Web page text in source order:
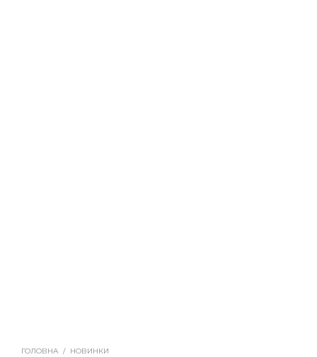
ГОЛОВНА / НОВИНКИ